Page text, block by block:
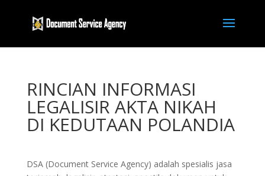
RINCIAN INFORMASI
LEGALISIR AKTA NIKAH
DI KEDUTAAN POLANDIA
DSA (Document Service Agency) adalah spesialis jasa